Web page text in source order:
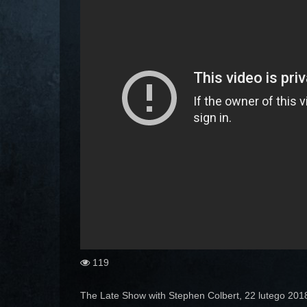
119
The Late Show with Stephen Colbert, 22 lutego